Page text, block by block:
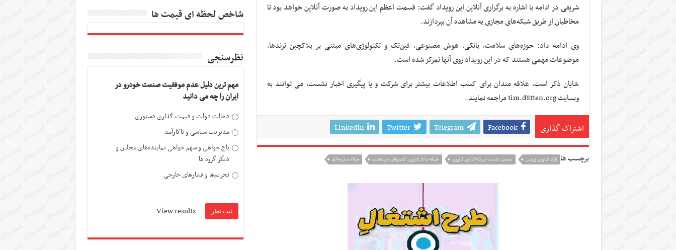
شریفی در ادامه با اشاره به برگزاری آنلاین این رویداد گفت: قسمت اعظم این رویداد به صورت آنلاین خواهد بود تا
مخاطبان از طریق شبکه‌های مجازی به مشاهده آن بپردازند.
وی ادامه داد: حوزه‌های سلامت، بانکی، هوش مصنوعی، فین‌تک و تکنولوژی‌های مبتنی بر بلاکچین ترندها،
موضوعات مهمی هستند که در این رویداد روی آنها تمرکز شده است.
شایان ذکر است، علاقه مندان برای کسب اطلاعات بیشتر برای شرکت و یا پیگیری اخبار نشست، می توانند به
وبسایت tim.d8tten.org مراجعه نمایند.
اشتراک گذاری Facebook
Telegram
Twitter
LinkedIn
برچسب ها پارک فناوری پردیس سومین نشست سرمایه‌گذاری فناوری شبکه تبادل فناوری کشورهای دی هشت میلاد صدرخانلو
شاخص لحظه ای قیمت ها
نظرسنجی
مهم ترین دلیل عدم موفقیت صنعت خودرو در
ایران را چه می دانید
دخالت دولت و قیمت گذاری دستوری
مدیریت سیاسی و ناکارآمد
باج خواهی و سهم خواهی نماینده‌های مجلس و
دیگر گروه ها
تحریم‌ها و فشارهای خارجی
View results